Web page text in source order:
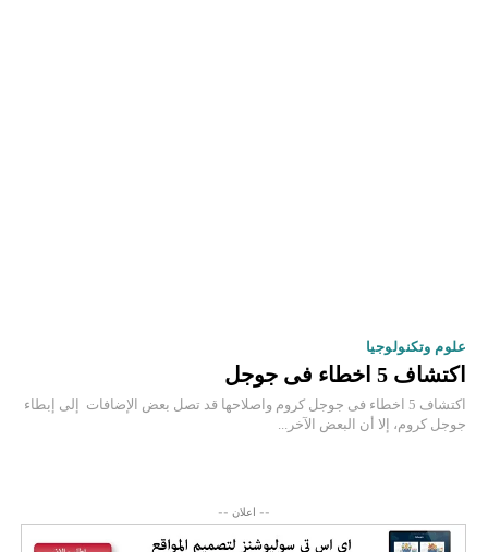
علوم وتكنولوجيا
اكتشاف 5 اخطاء فى جوجل
اكتشاف 5 اخطاء فى جوجل كروم واصلاحها قد تصل بعض الإضافات إلى إبطاء
جوجل كروم، إلا أن البعض الآخر...
-- اعلان --